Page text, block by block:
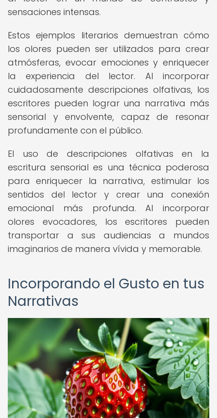
sensaciones intensas.
Estos ejemplos literarios demuestran cómo
los olores pueden ser utilizados para crear
atmósferas, evocar emociones y enriquecer
la experiencia del lector. Al incorporar
cuidadosamente descripciones olfativas, los
escritores pueden lograr una narrativa más
sensorial y envolvente, capaz de resonar
profundamente con el público.
El uso de descripciones olfativas en la
escritura sensorial es una técnica poderosa
para enriquecer la narrativa, estimular los
sentidos del lector y crear una conexión
emocional más profunda. Al incorporar
olores evocadores, los escritores pueden
transportar a sus audiencias a mundos
imaginarios de manera vívida y memorable.
Incorporando el Gusto en tus
Narrativas